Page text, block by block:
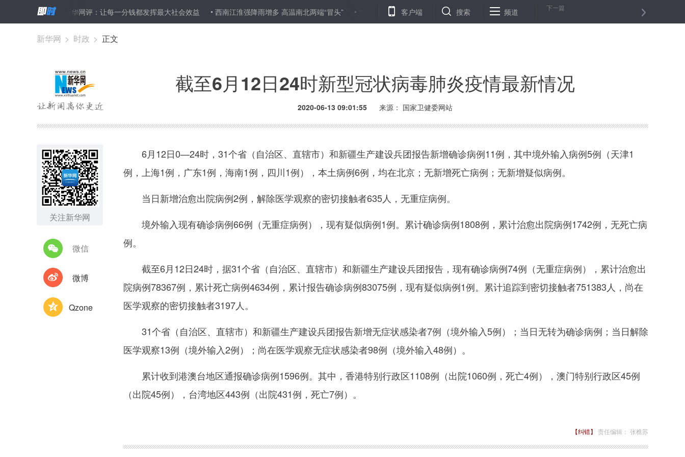
情最新情况 新华网评：让每一分钱都发挥最大社会效益 西南江淮强降雨增多 高温南北两端“冒头” “狗不理”退市的警示 山西乡宁：乡村娘子军“带货”显风采 普法到“摊位” 群众忙“赶场”
客户端 搜索 频道 下一篇
新华网 > 时政 > 正文
截至6月12日24时新型冠状病毒肺炎疫情最新情况
2020-06-13 09:01:55 来源： 国家卫健委网站
关注新华网
微信
微博
Qzone
6月12日0—24时，31个省（自治区、直辖市）和新疆生产建设兵团报告新增确诊病例11例，其中境外输入病例5例（天津1
例，上海1例，广东1例，海南1例，四川1例），本土病例6例，均在北京；无新增死亡病例；无新增疑似病例。
当日新增治愈出院病例2例，解除医学观察的密切接触者635人，无重症病例。
境外输入现有确诊病例66例（无重症病例），现有疑似病例1例。累计确诊病例1808例，累计治愈出院病例1742例，无死亡病
例。
截至6月12日24时，据31个省（自治区、直辖市）和新疆生产建设兵团报告，现有确诊病例74例（无重症病例），累计治愈出
院病例78367例，累计死亡病例4634例，累计报告确诊病例83075例，现有疑似病例1例。累计追踪到密切接触者751383人，尚在
医学观察的密切接触者3197人。
31个省（自治区、直辖市）和新疆生产建设兵团报告新增无症状感染者7例（境外输入5例）；当日无转为确诊病例；当日解除
医学观察13例（境外输入2例）；尚在医学观察无症状感染者98例（境外输入48例）。
累计收到港澳台地区通报确诊病例1596例。其中，香港特别行政区1108例（出院1060例，死亡4例），澳门特别行政区45例
（出院45例），台湾地区443例（出院431例，死亡7例）。
【纠错】 责任编辑： 张樵苏